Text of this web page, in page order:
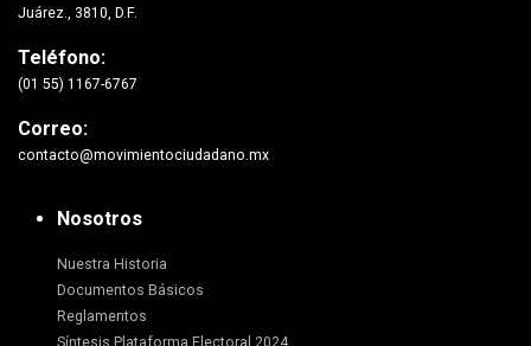
Juárez., 3810, D.F.
Teléfono:
(01 55) 1167-6767
Correo:
contacto@movimientociudadano.mx
Nosotros
Nuestra Historia
Documentos Básicos
Reglamentos